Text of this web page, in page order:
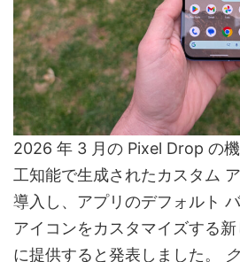
2026 年 3 月の Pixel Drop の
工知能で生成されたカスタム
導入し、アプリのデフォルト
アイコンをカスタマイズする
に提供すると発表しました。